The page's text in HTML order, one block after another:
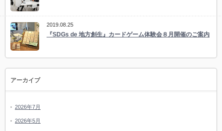
2019.08.25
『SDGs de 地方創生』カードゲーム体験会８月開催のご案内
アーカイブ
2026年7月
2026年5月